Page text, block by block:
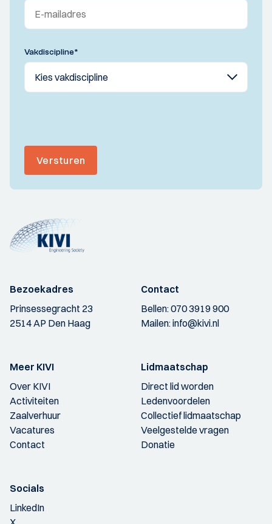
Vakdiscipline*
Versturen
Bezoekadres
Prinsessegracht 23
2514 AP Den Haag
Contact
Bellen:070 3919 900
Mailen:info@kivi.nl
Meer KIVI
Over KIVI
Activiteiten
Zaalverhuur
Vacatures
Contact
Lidmaatschap
Direct lid worden
Ledenvoordelen
Collectief lidmaatschap
Veelgestelde vragen
Donatie
Socials
LinkedIn